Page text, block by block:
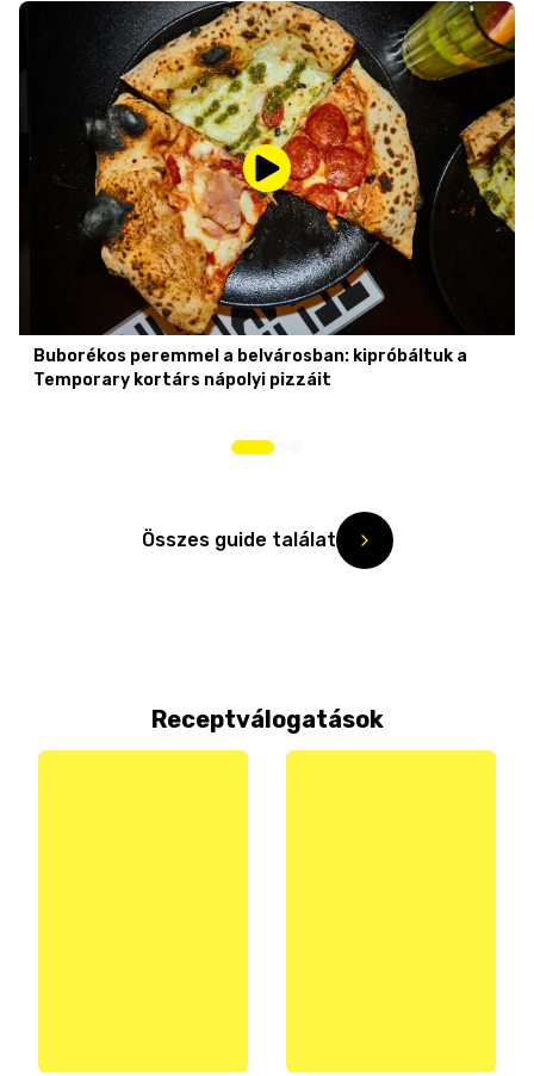
Buborékos peremmel a belvárosban: kipróbáltuk a
Temporary kortárs nápolyi pizzáit
Összes guide találat
Receptválogatások